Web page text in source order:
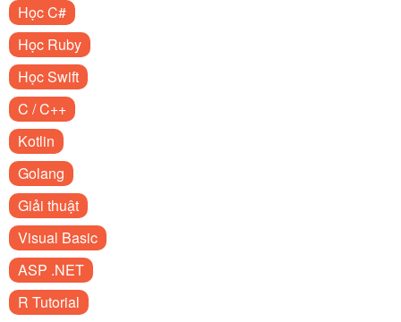
Học C#
Học Ruby
Học Swift
C / C++
Kotlin
Golang
Giải thuật
Visual Basic
ASP .NET
R Tutorial